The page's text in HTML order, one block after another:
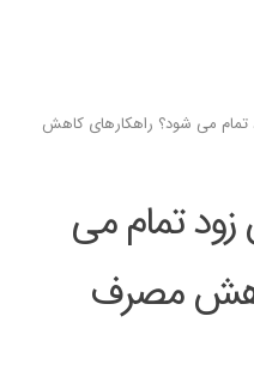
تمام می شود؟ راهکارهای کاهش
تمام می
مصرف